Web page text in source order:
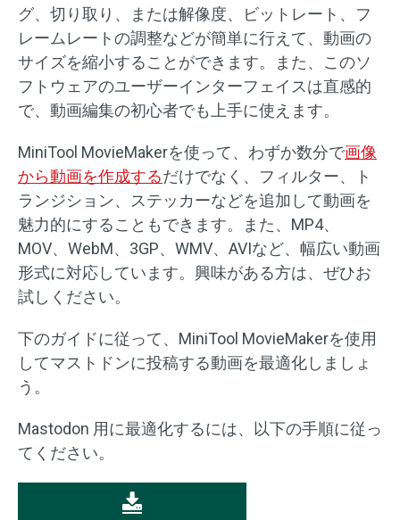
グ、切り取り、または解像度、ビットレート、フ
レームレートの調整などが簡単に行えて、動画の
サイズを縮小することができます。また、このソ
フトウェアのユーザーインターフェイスは直感的
で、動画編集の初心者でも上手に使えます。
MiniTool MovieMakerを使って、わずか数分で画像
から動画を作成するだけでなく、フィルター、ト
ランジション、ステッカーなどを追加して動画を
魅力的にすることもできます。また、MP4、
MOV、WebM、3GP、WMV、AVIなど、幅広い動画
形式に対応しています。興味がある方は、ぜひお
試しください。
下のガイドに従って、MiniTool MovieMakerを使用
してマストドンに投稿する動画を最適化しましょ
う。
Mastodon 用に最適化するには、以下の手順に従っ
てください。